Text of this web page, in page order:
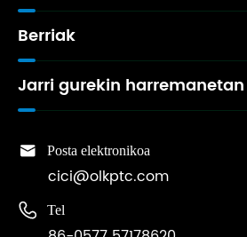
Berriak
Jarri gurekin harremanetan
 Posta elektronikoa
cici@olkptc.com
 Tel